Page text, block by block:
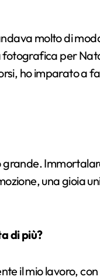
molto di
per
ho imparato a
una gioia
di più?
il mio lavoro, con